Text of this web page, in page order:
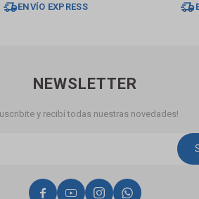
ENVÍO EXPRESS
NEWSLETTER
y recibí todas nuestras novedades!
   